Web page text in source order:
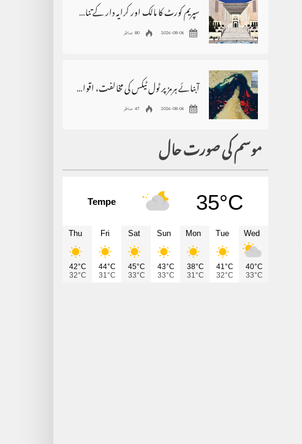
سپریم کورٹ کا مالک اور کرایہ دار کے تنازع سے متعلق بڑا فیصلہ
2026-08-06 80 مناظر
آبنائے ہرمز پر ٹول ٹیکس کی مخالفت، اقوام متحدہ سے فوری مداخلت کا مطالبہ
2026-08-06 47 مناظر
موسم کی صورت حال
Tempe 35°C
Thu
42°C
32°C
Fri
44°C
31°C
Sat
45°C
33°C
Sun
43°C
33°C
Mon
38°C
31°C
Tue
41°C
32°C
Wed
40°C
33°C